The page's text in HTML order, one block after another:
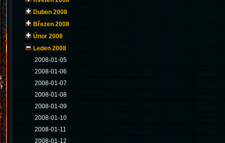
Duben 2008
Březen 2008
Únor 2008
Leden 2008
2008-01-05
2008-01-06
2008-01-07
2008-01-08
2008-01-09
2008-01-10
2008-01-11
2008-01-12